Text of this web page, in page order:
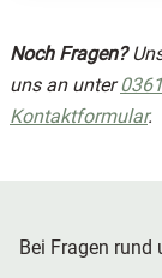
Noch Fragen?
uns an unter
Kontaktformular.
Bei Fragen rund